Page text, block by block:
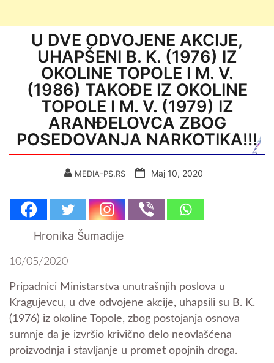
U DVE ODVOJENE AKCIJE,
UHAPŠENI B. K. (1976) IZ
OKOLINE TOPOLE I M. V.
(1986) TAKOĐE IZ OKOLINE
TOPOLE I M. V. (1979) IZ
ARANĐELOVCA ZBOG
POSEDOVANJA NARKOTIKA!!!
MEDIA-PS.RS Мај 10, 2020
Hronika Šumadije
10/05/2020
Pripadnici Ministarstva unutrašnjih poslova u
Kragujevcu, u dve odvojene akcije, uhapsili su B. K.
(1976) iz okoline Topole, zbog postojanja osnova
sumnje da je izvršio krivično delo neovlašćena
proizvodnja i stavljanje u promet opojnih droga.